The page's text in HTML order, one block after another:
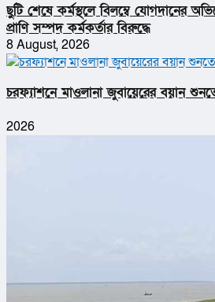
ছুটি শেষে কর্মস্থলে বিলম্বে যোগদানের
প্রাণি সম্পদ কর্মকর্তার বিরুদ্ধে
8 August, 2026
চরফ্যাশনে মাওলানা জুবায়েরের বয়ান
2026